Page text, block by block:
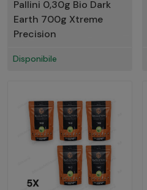
Pallini 0,30g Bio Dark
Earth 700g Xtreme
Precision
Disponibile